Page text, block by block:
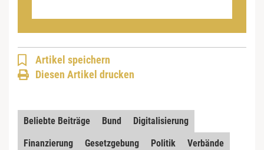
Artikel speichern
Diesen Artikel drucken
Beliebte Beiträge Bund
Digitalisierung
Finanzierung
Gesetzgebung Politik Verbände